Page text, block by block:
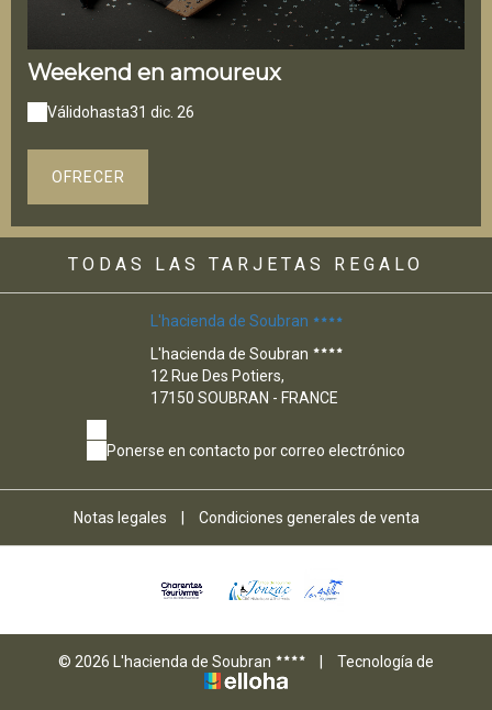
Weekend en amoureux
Válidohasta31 dic. 26
OFRECER
TODAS LAS TARJETAS REGALO
L'hacienda de Soubran
L'hacienda de Soubran
12 Rue Des Potiers,
17150 SOUBRAN - FRANCE
Ponerse en contacto por correo electrónico
Notas legales Condiciones generales de venta
© 2026 L'hacienda de Soubran Tecnología de